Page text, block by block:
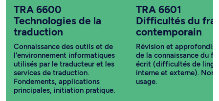
TRA 6600
Technologies de la
traduction
Connaissance des outils et de
l'environnement informatiques
utilisés par le traducteur et les
services de traduction.
Fondements, applications
principales, initiation pratique.
TRA 6601
Difficultés du
contemporain
Révision et
de la connaissance du
écrit (difficultés de
interne et externe).
usage.